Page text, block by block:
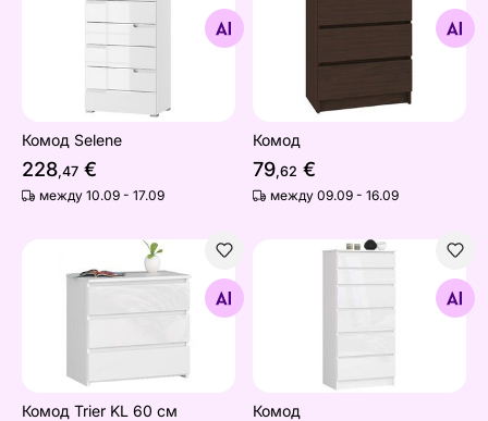
Найдите похожие
Комод Selene
228,47 €
между 10.09 - 17.09
Найдите похожие
Комод
79,62 €
между 09.09 - 16.09
Комод Trier KL 60 см
Комод Trier KL 60 см Комод